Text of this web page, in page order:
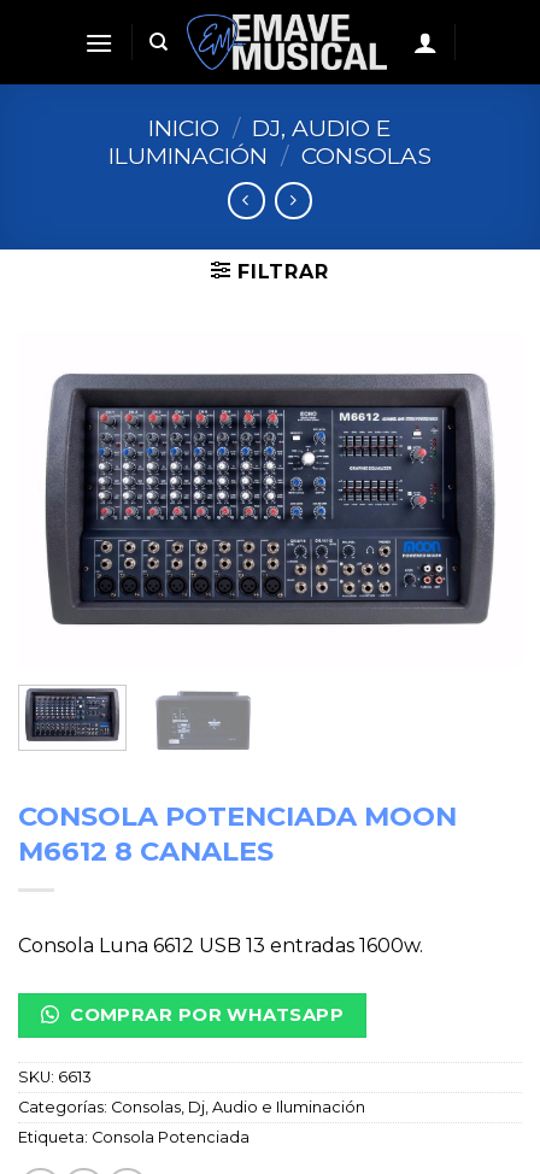
INICIO / DJ, AUDIO E
ILUMINACIÓN / CONSOLAS
FILTRAR
CONSOLA POTENCIADA MOON
M6612 8 CANALES
Consola Luna 6612 USB 13 entradas 1600w.
COMPRAR POR WHATSAPP
SKU: 6613
Categorías: Consolas Dj, Audio e Iluminación
Etiqueta: Consola Potenciada